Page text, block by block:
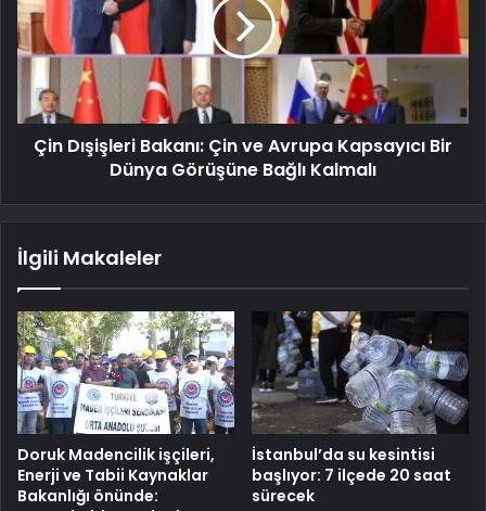
Çin Dışişleri Bakanı: Çin ve Avrupa Kapsayıcı Bir
Dünya Görüşüne Bağlı Kalmalı
İlgili Makaleler
Doruk Madencilik işçileri,
Enerji ve Tabii Kaynaklar
Bakanlığı önünde:
İstanbul’da su kesintisi
başlıyor: 7 ilçede 20 saat
sürecek